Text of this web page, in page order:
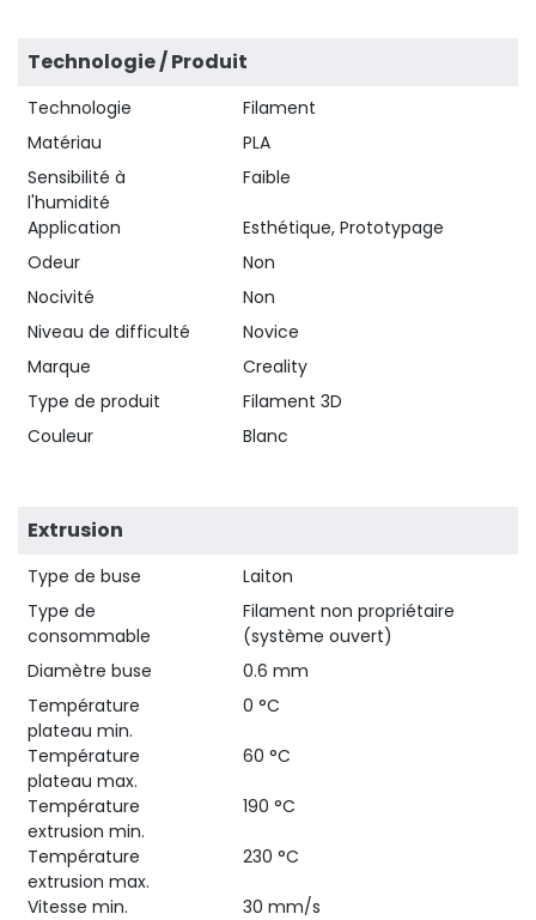
Technologie / Produit
Technologie
Filament
Matériau
PLA
Sensibilité à
l'humidité
Faible
Application
Esthétique, Prototypage
Odeur
Non
Nocivité
Non
Niveau de difficulté
Novice
Marque
Creality
Type de produit
Filament 3D
Couleur
Blanc
Extrusion
Type de buse
Laiton
Type de
consommable
Filament non propriétaire
(système ouvert)
Diamètre buse
0.6 mm
Température
plateau min.
0 °C
Température
plateau max.
60 °C
Température
extrusion min.
190 °C
Température
extrusion max.
230 °C
Vitesse min.
30 mm/s